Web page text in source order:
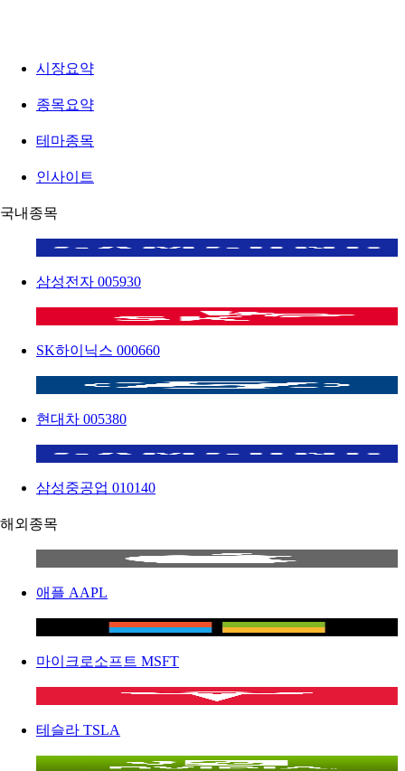
시장요약
종목요약
테마종목
인사이트
국내종목
삼성전자 005930
SK하이닉스 000660
현대차 005380
삼성중공업 010140
해외종목
애플 AAPL
마이크로소프트 MSFT
테슬라 TSLA